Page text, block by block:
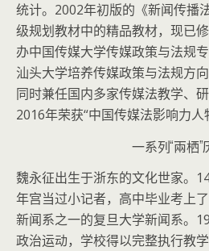
统计。2002年初版的《新闻传播
级规划教材中的精品教材，现已
办中国传媒大学传媒政策与法规
汕头大学培养传媒政策与法规方
同时兼任国内多家传媒法教学、
2016年荣获“中国传媒法影响力人
一系列“兩栖”
魏永征出生于浙东的文化世家。
年宫当过小记者，高中毕业考上
新闻系之一的复旦大学新闻系。
政治运动，学校得以完整执行教